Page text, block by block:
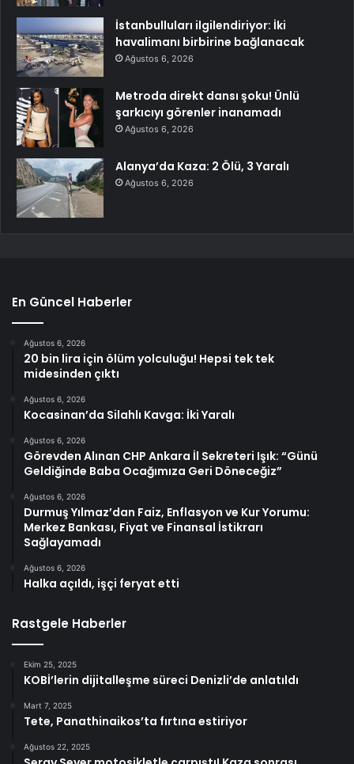
İstanbulluları ilgilendiriyor: İki
havalimanı birbirine bağlanacak
Ağustos 6, 2026
Metroda direkt dansı şoku! Ünlü
şarkıcıyı görenler inanamadı
Ağustos 6, 2026
Alanya’da Kaza: 2 Ölü, 3 Yaralı
Ağustos 6, 2026
En Güncel Haberler
Ağustos 6, 2026
20 bin lira için ölüm yolculuğu! Hepsi tek tek
midesinden çıktı
Ağustos 6, 2026
Kocasinan’da Silahlı Kavga: İki Yaralı
Ağustos 6, 2026
Görevden Alınan CHP Ankara İl Sekreteri Işık: “Günü
Geldiğinde Baba Ocağımıza Geri Döneceğiz”
Ağustos 6, 2026
Durmuş Yılmaz’dan Faiz, Enflasyon ve Kur Yorumu:
Merkez Bankası, Fiyat ve Finansal İstikrarı
Sağlayamadı
Ağustos 6, 2026
Halka açıldı, işçi feryat etti
Rastgele Haberler
Ekim 25, 2025
KOBİ’lerin dijitalleşme süreci Denizli’de anlatıldı
Mart 7, 2025
Tete, Panathinaikos’ta fırtına estiriyor
Ağustos 22, 2025